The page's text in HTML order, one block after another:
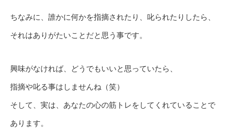
ちなみに、誰かに何かを指摘されたり、叱られたりしたら、
それはありがたいことだと思う事です。
興味がなければ、どうでもいいと思っていたら、
指摘や叱る事はしませんね（笑）
そして、実は、あなたの心の筋トレをしてくれていることで
あります。